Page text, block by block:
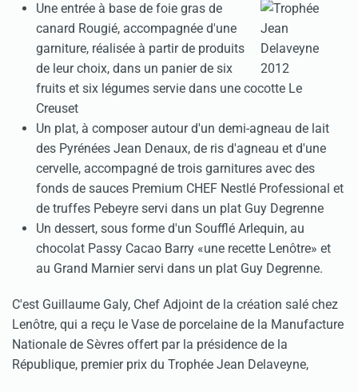
Une entrée à base de foie gras de
canard Rougié, accompagnée d'une
garniture, réalisée à partir de produits
de leur choix, dans un panier de six
fruits et six légumes servie dans une cocotte Le
Creuset
Un plat, à composer autour d'un demi-agneau de lait
des Pyrénées Jean Denaux, de ris d'agneau et d'une
cervelle, accompagné de trois garnitures avec des
fonds de sauces Premium CHEF Nestlé Professional et
de truffes Pebeyre servi dans un plat Guy Degrenne
Un dessert, sous forme d'un Soufflé Arlequin, au
chocolat Passy Cacao Barry «une recette Lenôtre» et
au Grand Marnier servi dans un plat Guy Degrenne.
C'est Guillaume Galy, Chef Adjoint de la création salé chez
Lenôtre, qui a reçu le Vase de porcelaine de la Manufacture
Nationale de Sèvres offert par la présidence de la
République, premier prix du Trophée Jean Delaveyne,